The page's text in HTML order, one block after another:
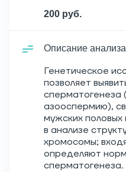
200 руб.
Описание анализа
Генетическое
позволяет
сперматогенеза
азооспермию),
мужских половых
в анализе
хромосомы;
определяют
сперматогенеза.